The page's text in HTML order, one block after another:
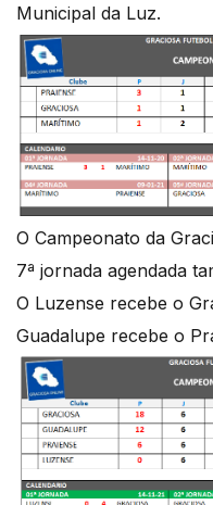
Municipal da Luz.
O Campeonato da
7ª jornada agendada
O Luzense recebe o
Guadalupe recebe o